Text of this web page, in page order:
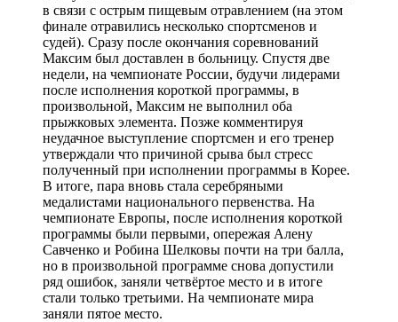
в связи с острым пищевым отравлением (на этом
финале отравились несколько спортсменов и
судей). Сразу после окончания соревнований
Максим был доставлен в больницу. Спустя две
недели, на чемпионате России, будучи лидерами
после исполнения короткой программы, в
произвольной, Максим не выполнил оба
прыжковых элемента. Позже комментируя
неудачное выступление спортсмен и его тренер
утверждали что причиной срыва был стресс
полученный при исполнении программы в Корее.
В итоге, пара вновь стала серебряными
медалистами национального первенства. На
чемпионате Европы, после исполнения короткой
программы были первыми, опережая Алену
Савченко и Робина Шелковы почти на три балла,
но в произвольной программе снова допустили
ряд ошибок, заняли четвёртое место и в итоге
стали только третьими. На чемпионате мира
заняли пятое место.